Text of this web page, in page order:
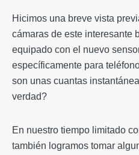
Hicimos una breve vista
cámaras de este interesante
equipado con el nuevo
específicamente para
son unas cuantas
verdad?
En nuestro tiempo limitado
también logramos tomar